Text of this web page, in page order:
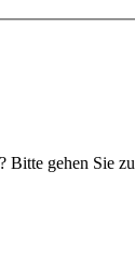
gehen Sie